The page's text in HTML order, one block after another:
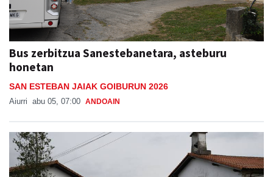
Bus zerbitzua Sanestebanetara, asteburu
honetan
SAN ESTEBAN JAIAK GOIBURUN 2026
Aiurri abu 05, 07:00 ANDOAIN